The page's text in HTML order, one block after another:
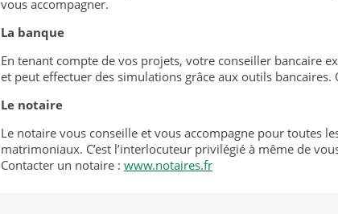
vous accompagner.
La banque
En tenant compte de vos projets, votre conseiller bancaire
et peut effectuer des simulations grâce aux outils
Le notaire
Le notaire vous conseille et vous accompagne pour toutes
matrimoniaux. C’est l’interlocuteur privilégié à même de
Contacter un notaire : www.notaires.fr